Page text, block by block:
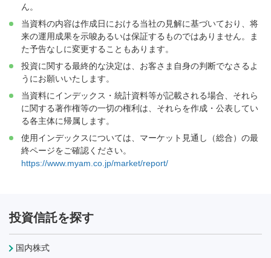
ん。
当資料の内容は作成日における当社の見解に基づいており、将
来の運用成果を示唆あるいは保証するものではありません。ま
た予告なしに変更することもあります。
投資に関する最終的な決定は、お客さま自身の判断でなさるよ
うにお願いいたします。
当資料にインデックス・統計資料等が記載される場合、それら
に関する著作権等の一切の権利は、それらを作成・公表してい
る各主体に帰属します。
使用インデックスについては、マーケット見通し（総合）の最
終ページをご確認ください。
https://www.myam.co.jp/market/report/
投資信託を探す
国内株式